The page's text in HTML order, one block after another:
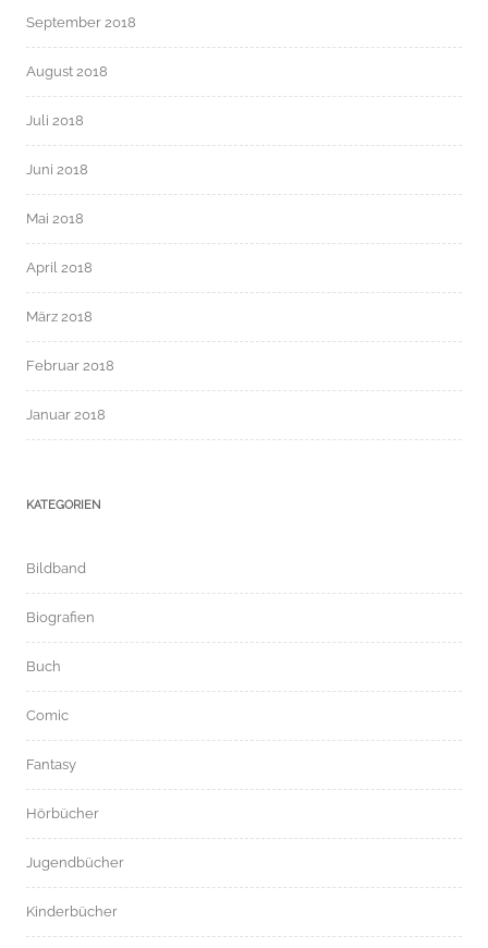
September 2018
August 2018
Juli 2018
Juni 2018
Mai 2018
April 2018
März 2018
Februar 2018
Januar 2018
KATEGORIEN
Bildband
Biografien
Buch
Comic
Fantasy
Hörbücher
Jugendbücher
Kinderbücher